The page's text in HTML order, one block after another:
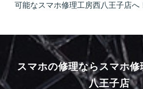
可能なスマホ修理工房西八王子店へ
スマホの修理ならスマホ修
八王子店